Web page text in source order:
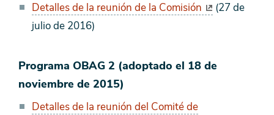
Detalles de la reunión de la Comisión
(27 de
julio de 2016)
Programa OBAG 2 (adoptado el 18 de
noviembre de 2015)
Detalles de la reunión del Comité de